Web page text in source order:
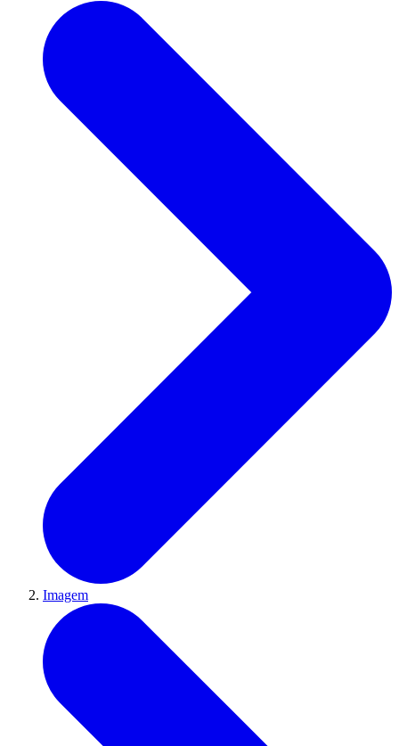
Imagem